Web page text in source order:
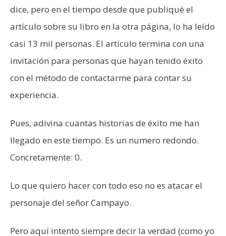
dice, pero en el tiempo desde que publiqué el
artículo sobre su libro en la otra página, lo ha leído
casi 13 mil personas. El artículo termina con una
invitación para personas que hayan tenido éxito
con el método de contactarme para contar su
experiencia.
Pues, adivina cuantas historias de éxito me han
llegado en este tiempo. Es un numero redondo.
Concretamente: 0.
Lo que quiero hacer con todo eso no es atacar el
personaje del señor Campayo.
Pero aquí intento siempre decir la verdad (como yo